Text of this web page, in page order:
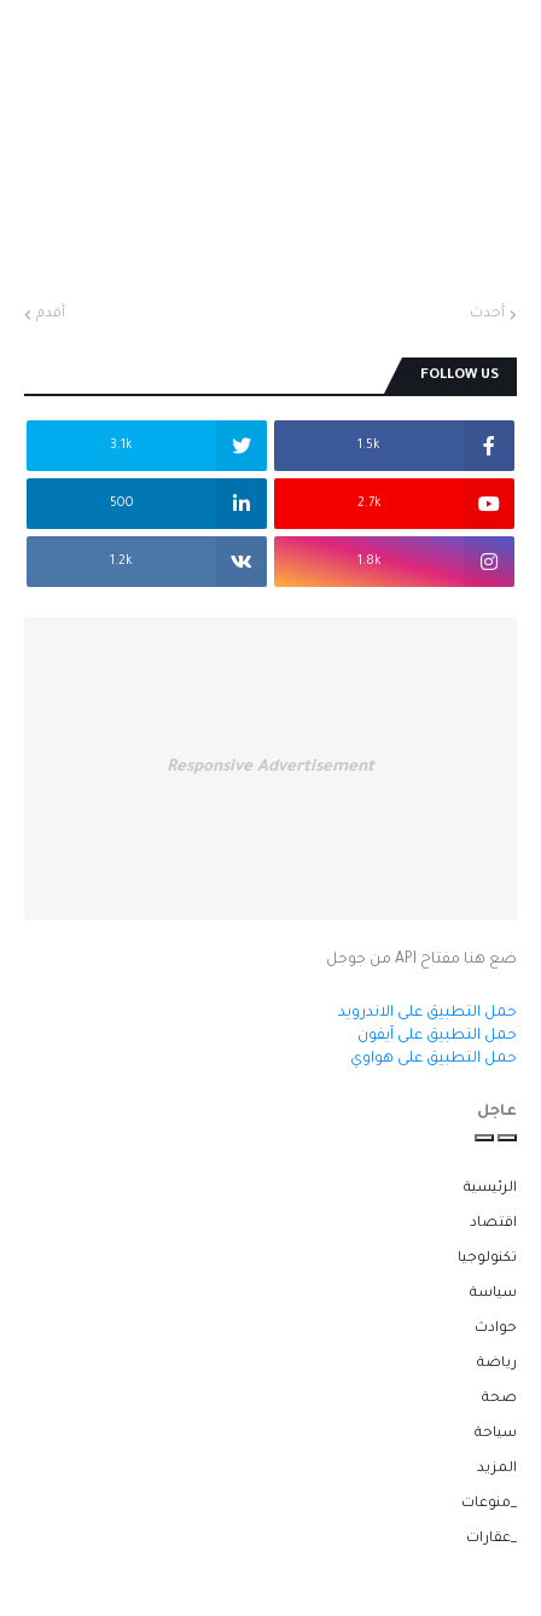
أحدث أقدم
FOLLOW US
1.5k
3.1k
2.7k
500
1.8k
1.2k
Responsive Advertisement
ضع هنا مفتاح API من جوجل
حمل التطبيق على الاندرويد
حمل التطبيق على آيفون
حمل التطبيق على هواوي
عاجل
الرئيسية
اقتصاد
تكنولوجيا
سياسة
حوادث
رياضة
صحة
سياحة
المزيد
_منوعات
_عقارات